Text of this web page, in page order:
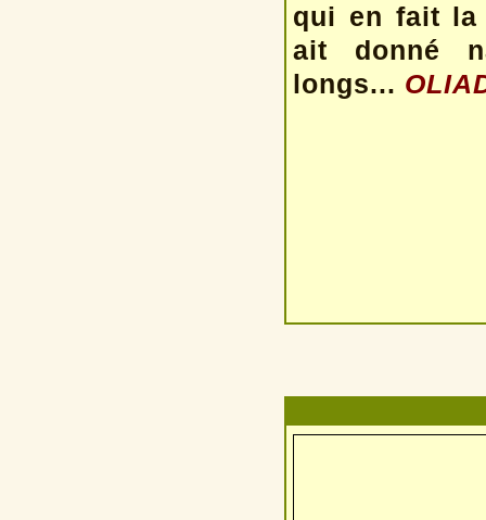
qui en fait la
ait donné
longs...